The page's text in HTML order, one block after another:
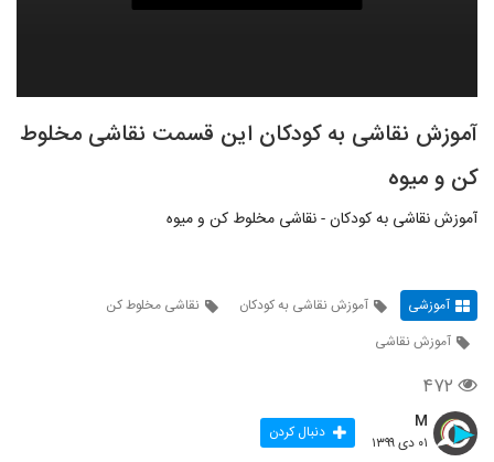
آموزش نقاشی به کودکان این قسمت نقاشی مخلوط
کن و میوه
آموزش نقاشی به کودکان - نقاشی مخلوط کن و میوه
آموزشی آموزش نقاشی به کودکان
نقاشی مخلوط کن
آموزش نقاشی
۴۷۲
M
۰۱ دی ۱۳۹۹ دنبال کردن